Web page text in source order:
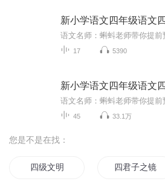
新小学语文四年级语文
17 5390
新小学语文四年级语文
45 33.1万
您是不是在找：
四级文明 四君子之镜中